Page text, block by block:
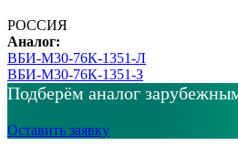
РОССИЯ
Аналог:
ВБИ-М30-76К-1351-Л
ВБИ-М30-76К-1351-З
Подберём аналог
Оставить заявку